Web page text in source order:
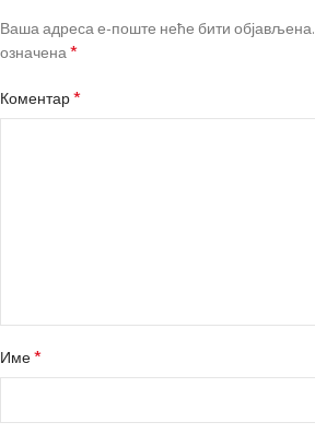
Ваша адреса е-поште неће бити објављена.
означена*
Коментар*
Име*